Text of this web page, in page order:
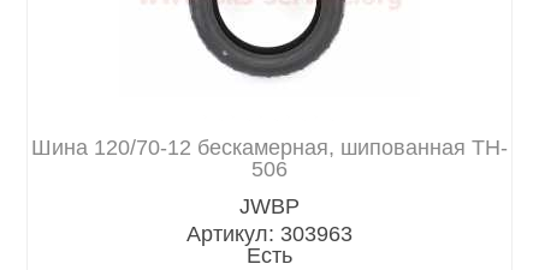
Шина 120/70-12 бескамерная, шипованная TH-
506
JWBP
Артикул: 303963
Есть